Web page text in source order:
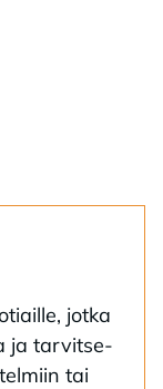
jot­ka
ja tar­vit­se­
tai